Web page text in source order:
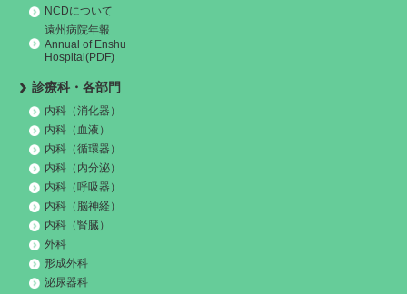
NCDについて
遠州病院年報
Annual of Enshu
Hospital(PDF)
診療科・各部門
内科（消化器）
内科（血液）
内科（循環器）
内科（内分泌）
内科（呼吸器）
内科（脳神経）
内科（腎臓）
外科
形成外科
泌尿器科